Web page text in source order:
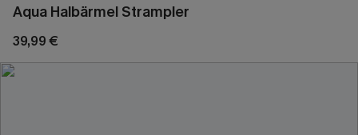
Aqua Halbärmel Strampler
39,99 €